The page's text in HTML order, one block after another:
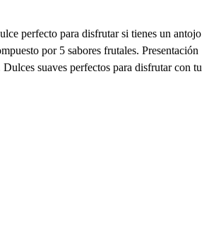
perfecto para disfrutar si tienes un antojo
por 5 sabores frutales. Presentación
suaves perfectos para disfrutar con tu